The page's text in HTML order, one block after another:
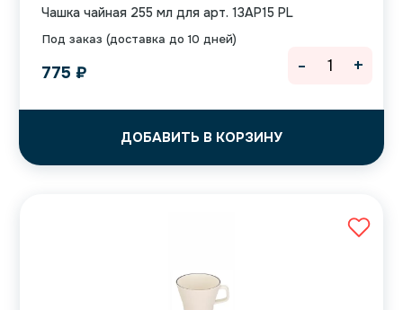
Под заказ (доставка до 10 дней)
Чашка чайная 255 мл для арт. 13AP15 PL
775 ₽
ДОБАВИТЬ В КОРЗИНУ
- +